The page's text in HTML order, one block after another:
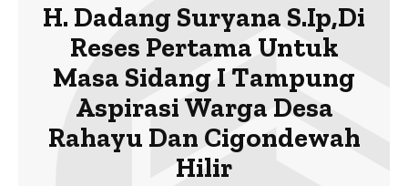
H. Dadang Suryana S.Ip,Di
Reses Pertama Untuk
Masa Sidang I Tampung
Aspirasi Warga Desa
Rahayu Dan Cigondewah
Hilir